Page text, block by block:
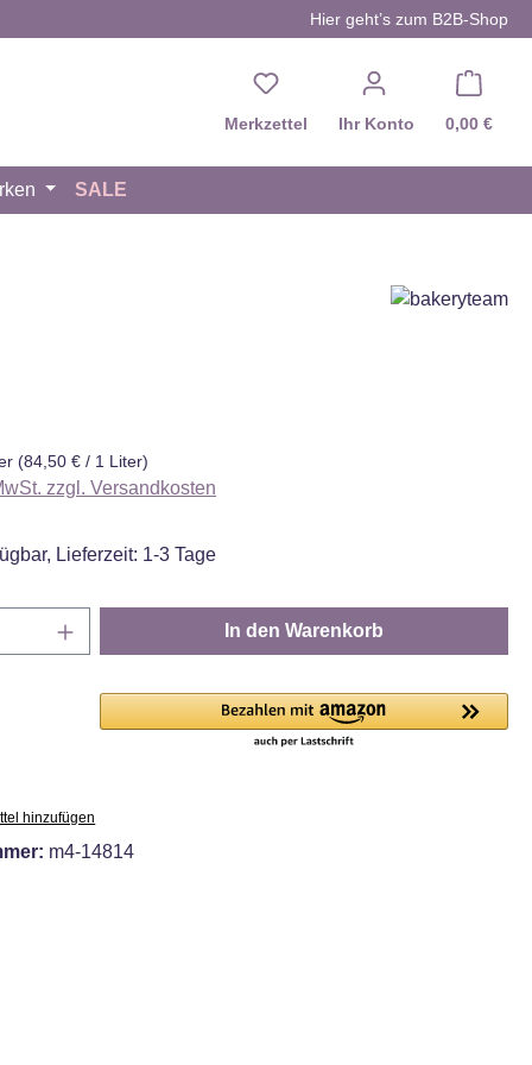
Hier geht’s zum B2B-Shop
Merkzettel Du hast 0 Produkte auf
Ihr Konto 0,00 €
SALE
(84,50 € / 1 Liter)
zzgl. Versandkosten
Lieferzeit: 1-3 Tage
Gib den gewünschten Wert ein
In den Warenkorb
hinzufügen
m4-14814